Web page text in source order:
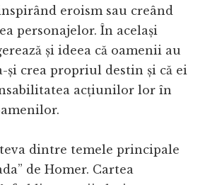
eroism sau creând
personajelor. În același
și ideea că oamenii au
și crea propriul destin și că ei
acțiunilor lor în
dintre temele principale
de Homer. Cartea